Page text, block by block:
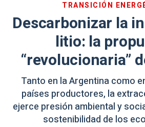
TRANSICIÓN
Descarbonizar la
litio: la
“revolucionaria”
Tanto en la Argentina como
países productores, la
ejerce presión ambiental y
sostenibilidad de los